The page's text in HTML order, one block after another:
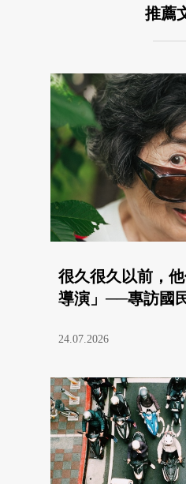
推薦
很久很久以前，
導演」──專訪國
24.07.2026